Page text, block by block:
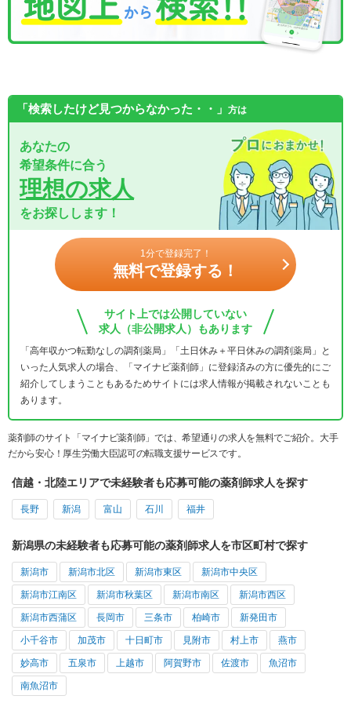
「検索したけど見つからなかった・・」 方は
あなたの
希望条件に合う
理想の求人
をお探しします！
1分で登録完了！
無料で登録する！
サイト上では公開していない
求人（非公開求人）もあります
「高年収かつ転勤なしの調剤薬局」「土日休み＋平日休みの調剤薬局」と
いった人気求人の場合、「マイナビ薬剤師」に登録済みの方に優先的にご
紹介してしまうこともあるためサイトには求人情報が掲載されないことも
あります。
薬剤師のサイト「マイナビ薬剤師」では、希望通りの求人を無料でご紹介。大手
だから安心！厚生労働大臣認可の転職支援サービスです。
信越・北陸エリアで未経験者も応募可能の薬剤師求人を探す
長野 新潟 富山 石川 福井
新潟県の未経験者も応募可能の薬剤師求人を市区町村で探す
新潟市 新潟市北区 新潟市東区 新潟市中央区
新潟市江南区 新潟市秋葉区 新潟市南区 新潟市西区
新潟市西蒲区 長岡市 三条市 柏崎市 新発田市
小千谷市 加茂市 十日町市 見附市 村上市 燕市
妙高市 五泉市 上越市 阿賀野市 佐渡市 魚沼市
南魚沼市